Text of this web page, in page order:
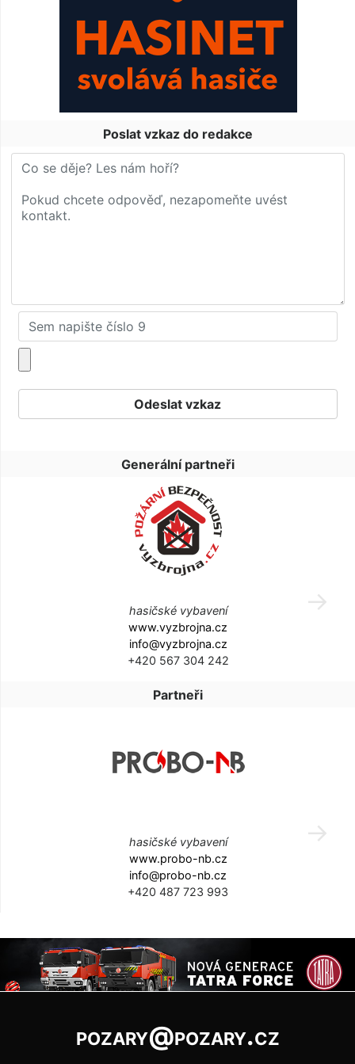
Poslat vzkaz do redakce
Generální partneři
hasičské vybavení
www.vyzbrojna.cz
info@vyzbrojna.cz
+420 567 304 242
Partneři
hasičské vybavení
www.probo-nb.cz
info@probo-nb.cz
+420 487 723 993
pozary@pozary.cz